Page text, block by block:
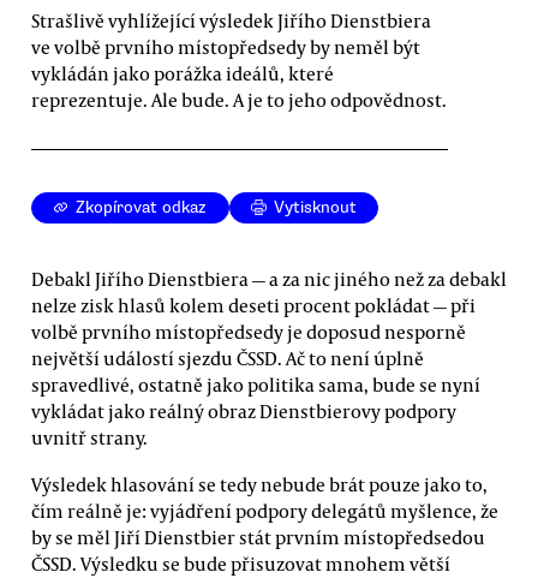
Strašlivě vyhlížející výsledek Jiřího Dienstbiera
ve volbě prvního místopředsedy by neměl být
vykládán jako porážka ideálů, které
reprezentuje. Ale bude. A je to jeho odpovědnost.
Zkopírovat odkaz Vytisknout
Debakl Jiřího Dienstbiera — a za nic jiného než za debakl
nelze zisk hlasů kolem deseti procent pokládat — při
volbě prvního místopředsedy je doposud nesporně
největší událostí sjezdu ČSSD. Ač to není úplně
spravedlivé, ostatně jako politika sama, bude se nyní
vykládat jako reálný obraz Dienstbierovy podpory
uvnitř strany.
Výsledek hlasování se tedy nebude brát pouze jako to,
čím reálně je: vyjádření podpory delegátů myšlence, že
by se měl Jiří Dienstbier stát prvním místopředsedou
ČSSD. Výsledku se bude přisuzovat mnohem větší